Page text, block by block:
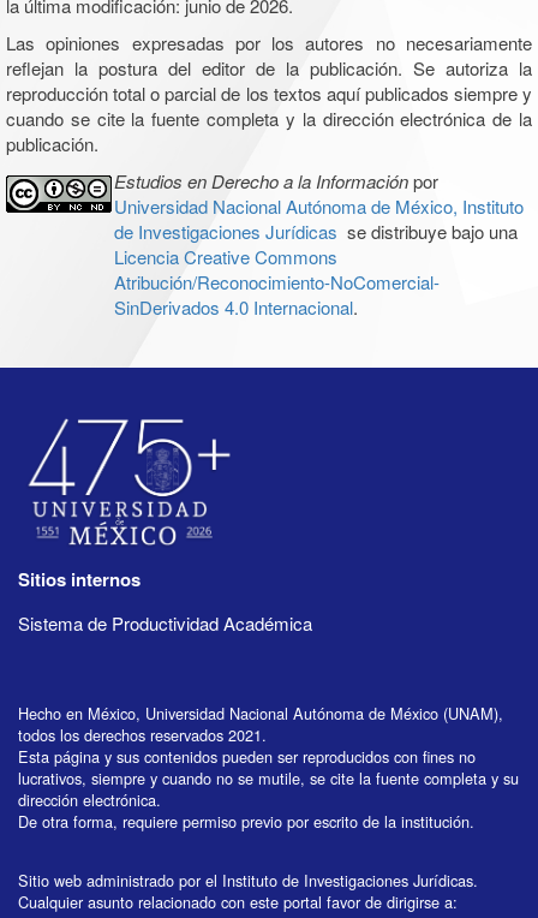
Las opiniones expresadas por los autores no necesariamente
reflejan la postura del editor de la publicación. Se autoriza la
reproducción total o parcial de los textos aquí publicados siempre y
cuando se cite la fuente completa y la dirección electrónica de la
publicación.
Estudios en Derecho a la Informaciónpor
Universidad Nacional Autónoma de México, Instituto
de Investigaciones Jurídicas se distribuye bajo una
Licencia Creative Commons
Atribución/Reconocimiento-NoComercial-
SinDerivados 4.0 Internacional.
Sitios internos
Sistema de Productividad Académica
Hecho en México, Universidad Nacional Autónoma de México (UNAM),
todos los derechos reservados 2021.
Esta página y sus contenidos pueden ser reproducidos con fines no
lucrativos, siempre y cuando no se mutile, se cite la fuente completa y su
dirección electrónica.
De otra forma, requiere permiso previo por escrito de la institución.
Sitio web administrado por el Instituto de Investigaciones Jurídicas.
Cualquier asunto relacionado con este portal favor de dirigirse a: